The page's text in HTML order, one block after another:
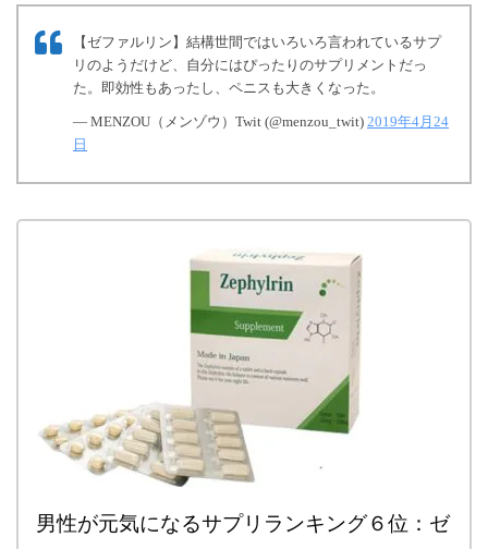
【ゼファルリン】結構世間ではいろいろ言われているサプ
リのようだけど、自分にはぴったりのサプリメントだっ
た。即効性もあったし、ペニスも大きくなった。
— MENZOU（メンゾウ）Twit (@menzou_twit) 2019年4月24
日
男性が元気になるサプリランキング６位：ゼ